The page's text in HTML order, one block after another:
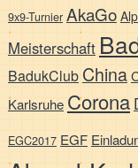
9x9-Turnier AkaGo
Meisterschaft
BadukClub China
KarlsruheCorona
EGC2017 EGF